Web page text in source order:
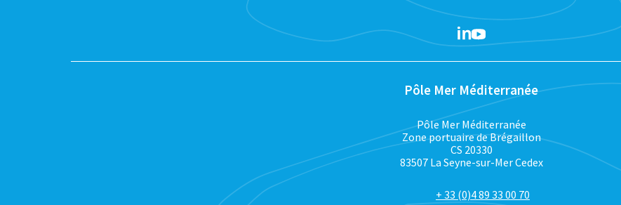
Pôle Mer Méditerranée
Pôle Mer Méditerranée
Zone portuaire de Brégaillon
CS 20330
83507 La Seyne-sur-Mer Cedex
+ 33 (0)4 89 33 00 70